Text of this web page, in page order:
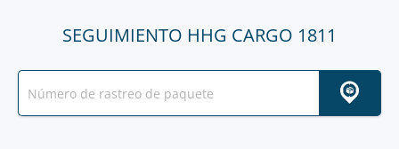
SEGUIMIENTO HHG CARGO 1811